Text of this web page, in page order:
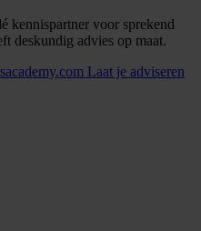
kennispartner voor sprekend
deskundig advies op maat.
Laat je adviseren